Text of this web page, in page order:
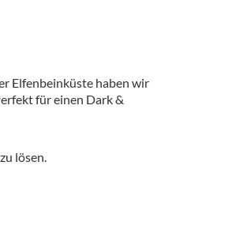
Elfenbeinküste haben wir
für einen Dark &
lösen.